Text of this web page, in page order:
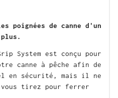
poignées de canne d'un
System est conçu pour
canne à pêche afin de
en sécurité, mais il ne
vous tirez pour ferrer